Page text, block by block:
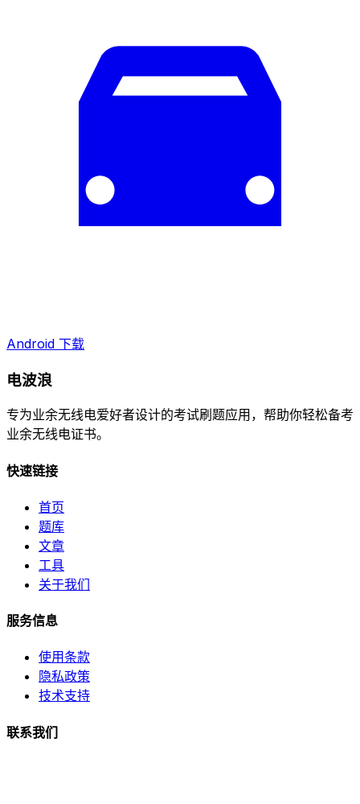
Android 下载
电波浪
专为业余无线电爱好者设计的考试刷题应用，帮助你轻松备考
业余无线电证书。
快速链接
首页
题库
文章
工具
关于我们
服务信息
使用条款
隐私政策
技术支持
联系我们